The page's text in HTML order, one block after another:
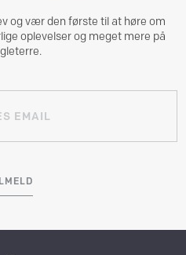
og vær den første til at høre om
oplevelser og meget mere på